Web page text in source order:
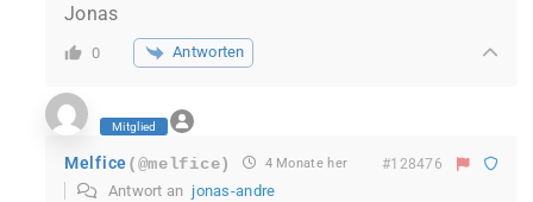
Jonas
0 Antworten
Mitglied
Melfice(@melfice) 4 Monate her #128476
Antwort an jonas-andre